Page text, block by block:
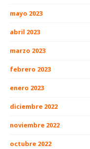
mayo 2023
abril 2023
marzo 2023
febrero 2023
enero 2023
diciembre 2022
noviembre 2022
octubre 2022